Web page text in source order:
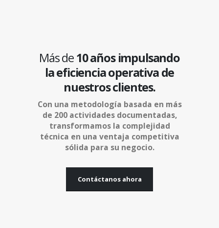
Más de10 añosimpulsando
la eficiencia operativa de
nuestros clientes.
Con una metodología basada en más
de 200 actividades documentadas,
transformamos la complejidad
técnica en una ventaja competitiva
sólida para su negocio.
Contáctanos ahora